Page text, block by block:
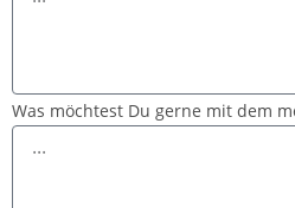
Was möchtest Du gerne mit dem